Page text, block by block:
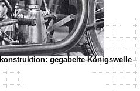
gegabelte Königswelle